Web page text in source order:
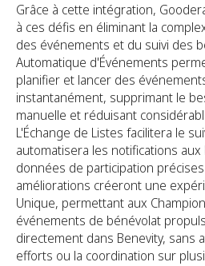
Grâce à cette intégration,
à ces défis en éliminant la
des événements et du suivi des
Automatique d'Événements
planifier et lancer des
instantanément, supprimant le
manuelle et réduisant
L'Échange de Listes facilitera le
automatisera les notifications
données de participation
améliorations créeront une
Unique, permettant aux
événements de bénévolat
directement dans Benevity, sans
efforts ou la coordination sur